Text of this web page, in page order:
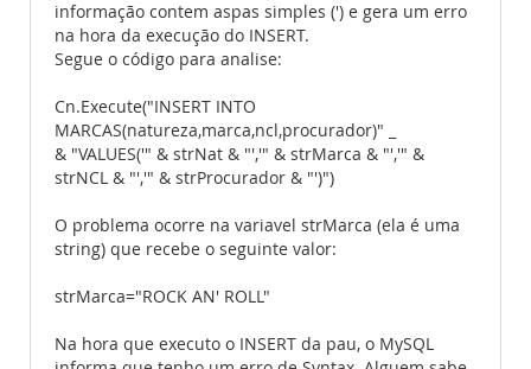
informação contem aspas simples (') e gera um erro
na hora da execução do INSERT.
Segue o código para analise:
Cn.Execute("INSERT INTO
MARCAS(natureza,marca,ncl,procurador)" _
& "VALUES('" & strNat & "','" & strMarca & "','" &
strNCL & "','" & strProcurador & "')")
O problema ocorre na variavel strMarca (ela é uma
string) que recebe o seguinte valor:
strMarca="ROCK AN' ROLL"
Na hora que executo o INSERT da pau, o MySQL